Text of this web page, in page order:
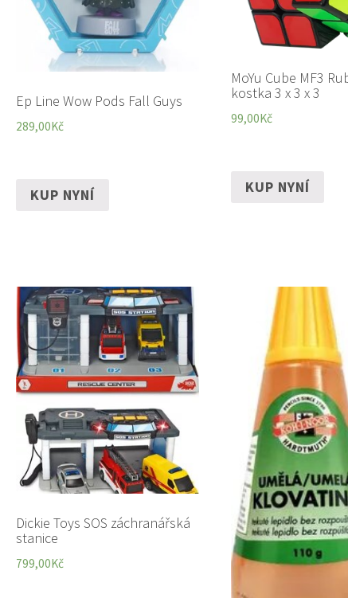
Ep Line Wow Pods Fall Guys
289,00Kč
KUP NYNÍ
MoYu Cube MF3
kostka 3 x 3 x 3
99,00Kč
KUP NYNÍ
Dickie Toys SOS záchranářská
stanice
799,00Kč